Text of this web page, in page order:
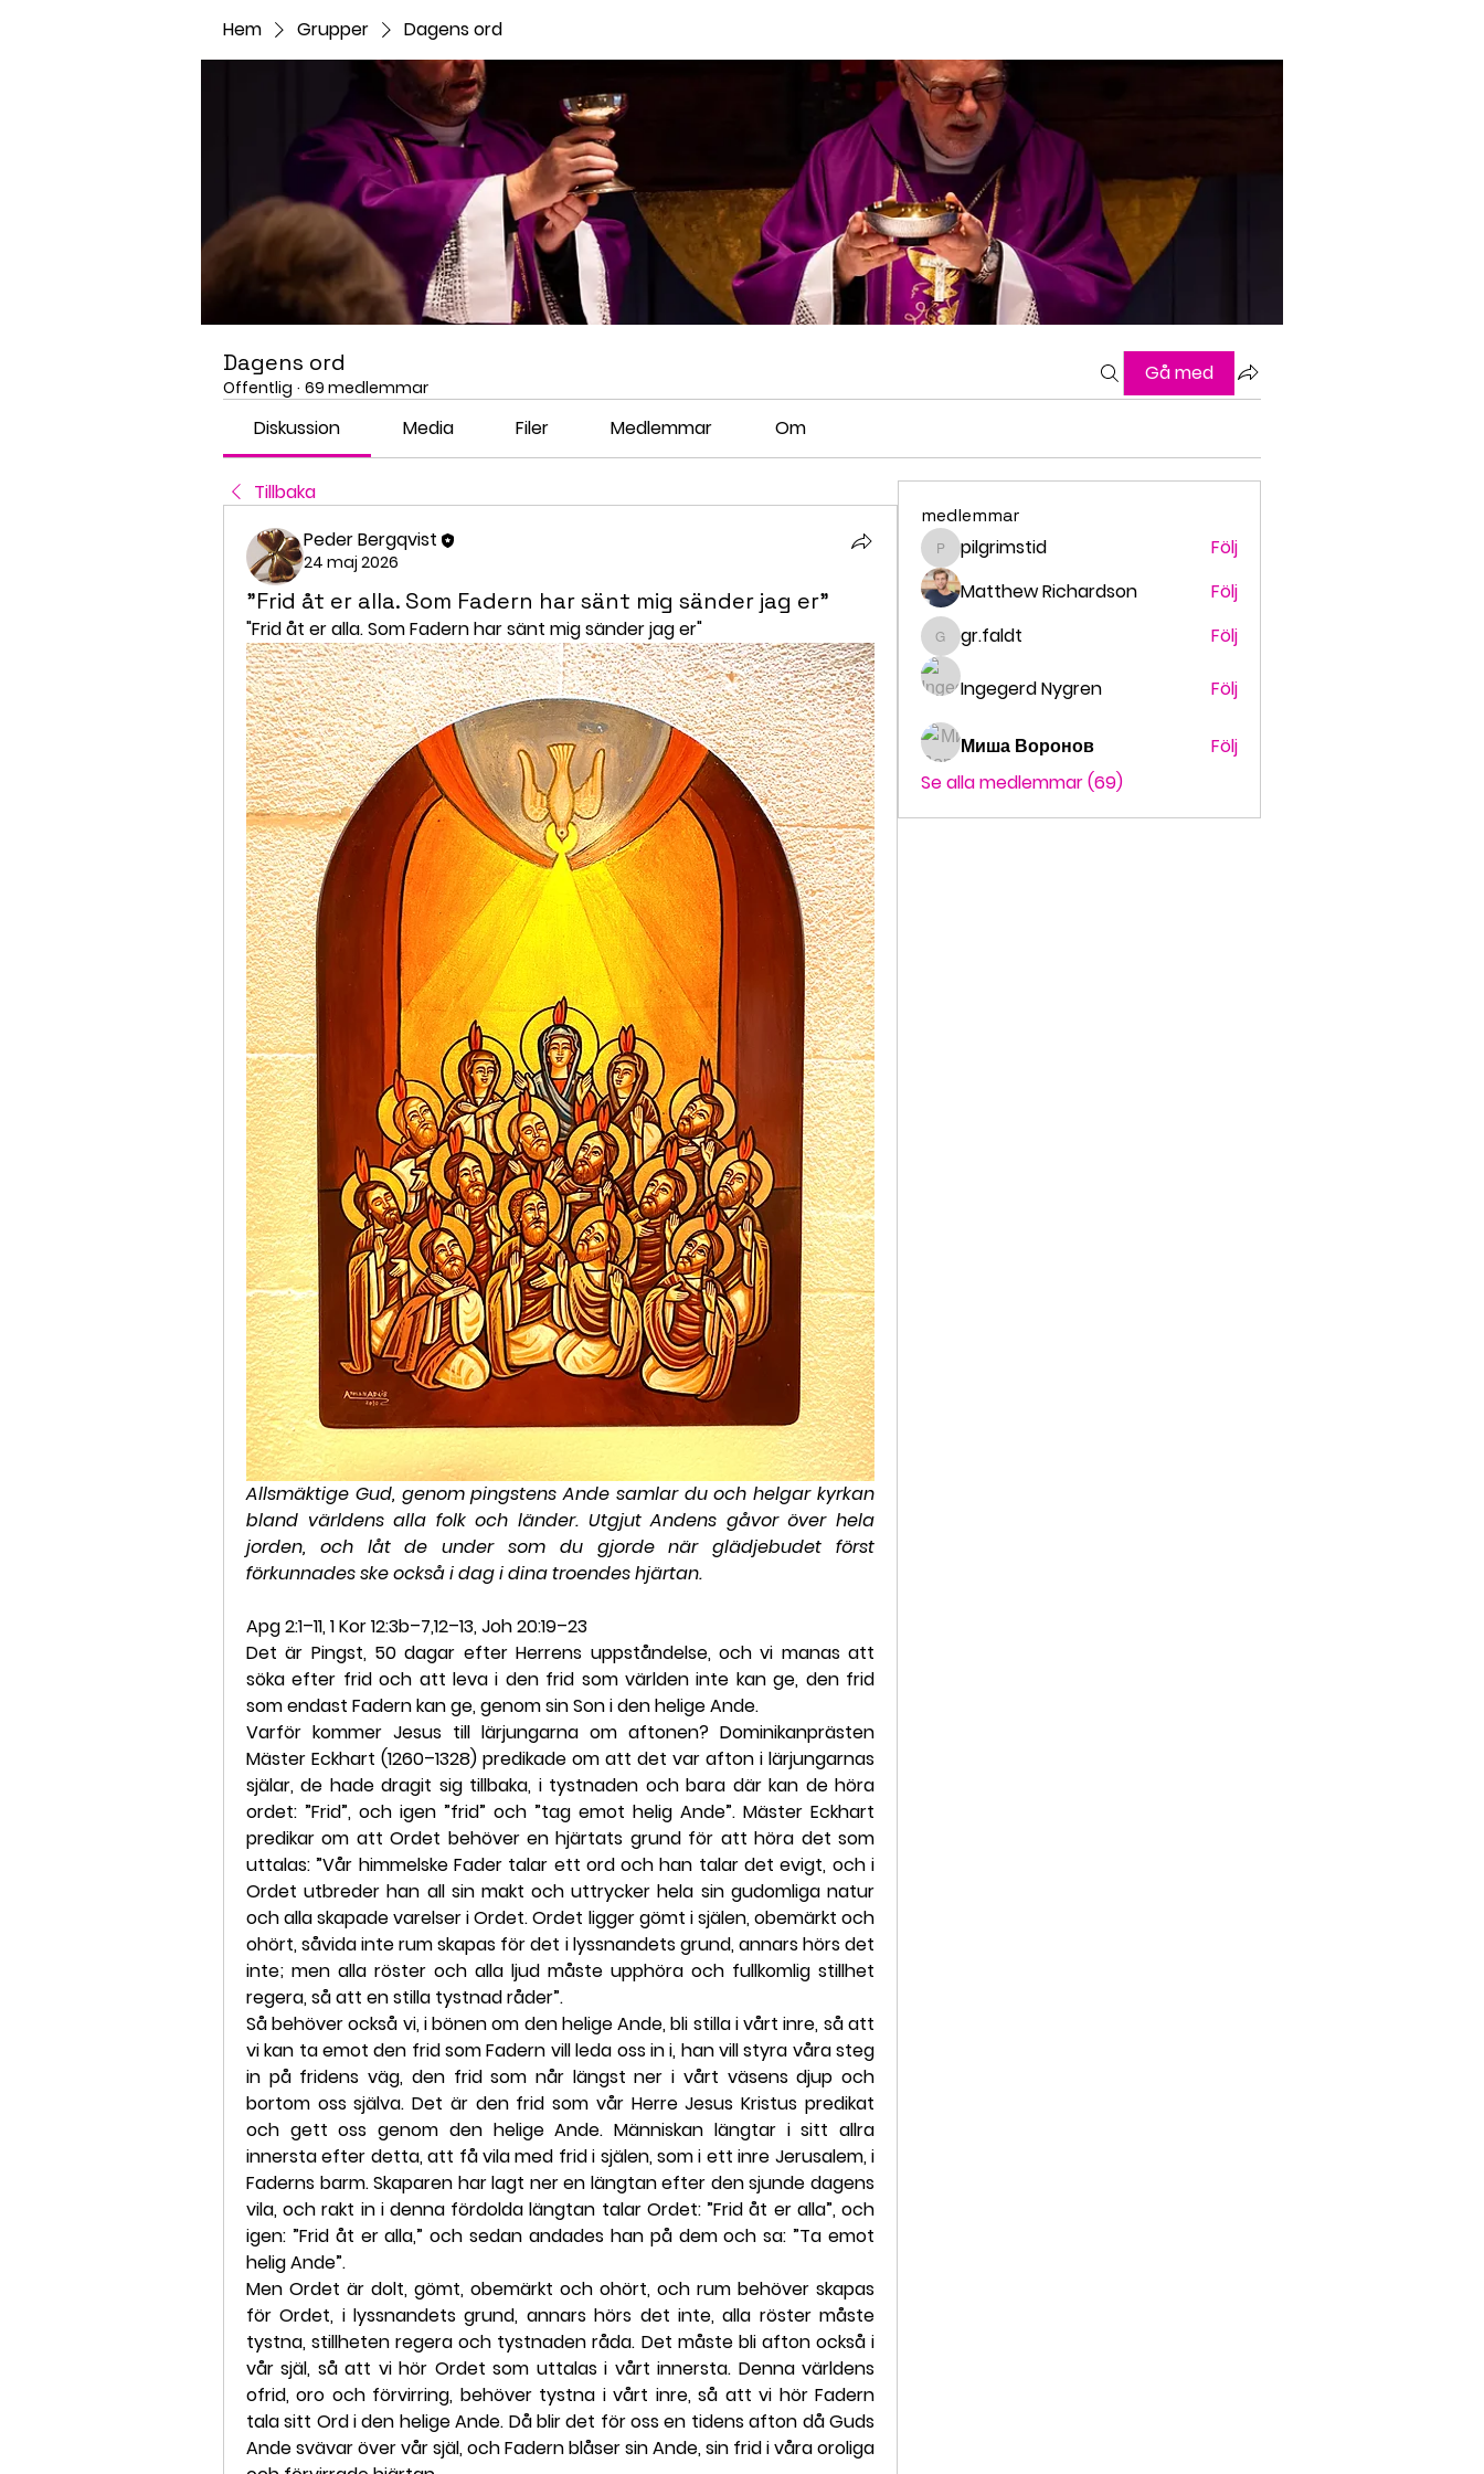
Hem Grupper Dagens ord
Dagens ord
Offentlig · 69 medlemmar
Gå med
Diskussion Media Filer Medlemmar Om
Tillbaka
Peder Bergqvist
24 maj 2026
"Frid åt er alla. Som Fadern har sänt mig sänder jag er"
"Frid åt er alla. Som Fadern har sänt mig sänder jag er"
Allsmäktige Gud, genom pingstens Ande samlar du och helgar kyrkan
bland världens alla folk och länder. Utgjut Andens gåvor över hela
jorden, och låt de under som du gjorde när glädjebudet först
förkunnades ske också i dag i dina troendes hjärtan.
Apg 2:1–11, 1 Kor 12:3b–7,12–13, Joh 20:19–23
Det är Pingst, 50 dagar efter Herrens uppståndelse, och vi manas att
söka efter frid och att leva i den frid som världen inte kan ge, den frid
som endast Fadern kan ge, genom sin Son i den helige Ande.
Varför kommer Jesus till lärjungarna om aftonen? Dominikanprästen
Mäster Eckhart (1260–1328) predikade om att det var afton i lärjungarnas
själar, de hade dragit sig tillbaka, i tystnaden och bara där kan de höra
ordet: ”Frid”, och igen ”frid” och ”tag emot helig Ande”. Mäster Eckhart
predikar om att Ordet behöver en hjärtats grund för att höra det som
uttalas: ”Vår himmelske Fader talar ett ord och han talar det evigt, och i
Ordet utbreder han all sin makt och uttrycker hela sin gudomliga natur
och alla skapade varelser i Ordet. Ordet ligger gömt i själen, obemärkt och
ohört, såvida inte rum skapas för det i lyssnandets grund, annars hörs det
inte; men alla röster och alla ljud måste upphöra och fullkomlig stillhet
regera, så att en stilla tystnad råder”.
Så behöver också vi, i bönen om den helige Ande, bli stilla i vårt inre, så att
vi kan ta emot den frid som Fadern vill leda oss in i, han vill styra våra steg
in på fridens väg, den frid som når längst ner i vårt väsens djup och
bortom oss själva. Det är den frid som vår Herre Jesus Kristus predikat
och gett oss genom den helige Ande. Människan längtar i sitt allra
innersta efter detta, att få vila med frid i själen, som i ett inre Jerusalem, i
Faderns barm. Skaparen har lagt ner en längtan efter den sjunde dagens
vila, och rakt in i denna fördolda längtan talar Ordet: ”Frid åt er alla”, och
igen: ”Frid åt er alla,” och sedan andades han på dem och sa: ”Ta emot
helig Ande”.
Men Ordet är dolt, gömt, obemärkt och ohört, och rum behöver skapas
för Ordet, i lyssnandets grund, annars hörs det inte, alla röster måste
tystna, stillheten regera och tystnaden råda. Det måste bli afton också i
vår själ, så att vi hör Ordet som uttalas i vårt innersta. Denna världens
ofrid, oro och förvirring, behöver tystna i vårt inre, så att vi hör Fadern
tala sitt Ord i den helige Ande. Då blir det för oss en tidens afton då Guds
Ande svävar över vår själ, och Fadern blåser sin Ande, sin frid i våra oroliga
medlemmar
pilgrimstid
pilgrimstid
Följ
Matthew Richardson
Följ
gr.faldt
gr.faldt Följ
Ingegerd Nygren Följ
Миша Воронов
Följ
Se alla medlemmar (69)